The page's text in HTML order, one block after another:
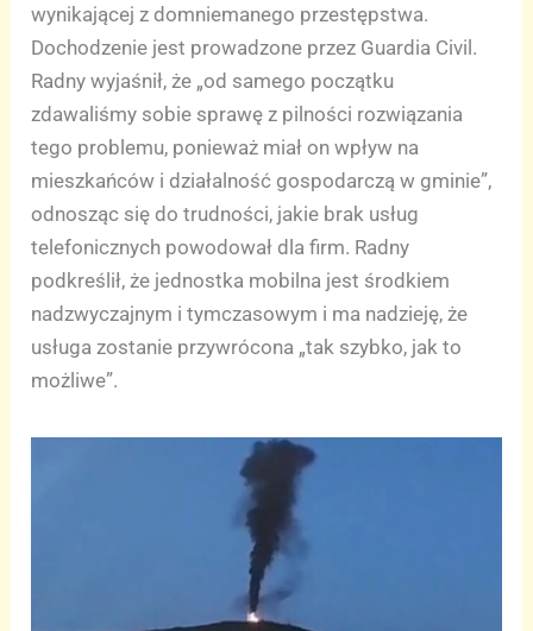
wynikającej z domniemanego przestępstwa.
Dochodzenie jest prowadzone przez Guardia Civil.
Radny wyjaśnił, że „od samego początku
zdawaliśmy sobie sprawę z pilności rozwiązania
tego problemu, ponieważ miał on wpływ na
mieszkańców i działalność gospodarczą w gminie”,
odnosząc się do trudności, jakie brak usług
telefonicznych powodował dla firm. Radny
podkreślił, że jednostka mobilna jest środkiem
nadzwyczajnym i tymczasowym i ma nadzieję, że
usługa zostanie przywrócona „tak szybko, jak to
możliwe”.